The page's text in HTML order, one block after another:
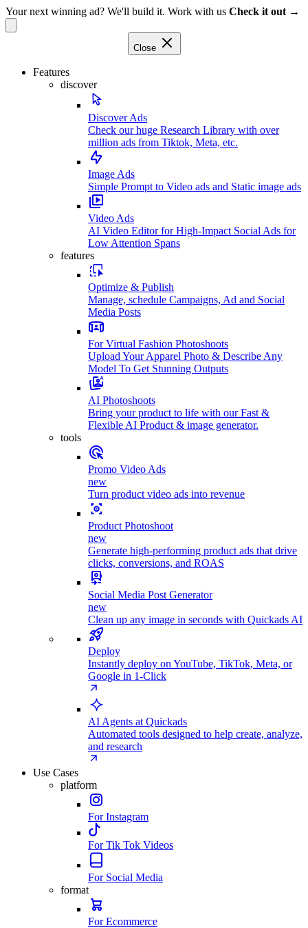
Your next winning ad? We'll build it. Work with us Check it out →
Close
Features
discover
Discover Ads
Check our huge Research Library with over
million ads from Tiktok, Meta, etc.
Image Ads
Simple Prompt to Video ads and Static image ads
Video Ads
AI Video Editor for High-Impact Social Ads for
Low Attention Spans
features
Optimize & Publish
Manage, schedule Campaigns, Ad and Social
Media Posts
For Virtual Fashion Photoshoots
Upload Your Apparel Photo & Describe Any
Model To Get Stunning Outputs
AI Photoshoots
Bring your product to life with our Fast &
Flexible AI Product & image generator.
tools
Promo Video Ads
new
Turn product video ads into revenue
Product Photoshoot
new
Generate high-performing product ads that drive
clicks, conversions, and ROAS
Social Media Post Generator
new
Clean up any image in seconds with Quickads AI
Deploy
Instantly deploy on YouTube, TikTok, Meta, or
Google in 1-Click
AI Agents at Quickads
Automated tools designed to help create, analyze,
and research
Use Cases
platform
For Instagram
For Tik Tok Videos
For Social Media
format
For Ecommerce